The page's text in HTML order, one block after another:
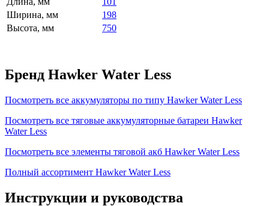
Ширина, мм
198
Высота, мм
750
Бренд Hawker Water Less
Посмотреть все аккумуляторы по типу Hawker Water Less
Посмотреть все тяговые аккумуляторные батареи Hawker
Water Less
Посмотреть все элементы тяговой акб Hawker Water Less
Полный ассортимент Hawker Water Less
Инструкции и руководства